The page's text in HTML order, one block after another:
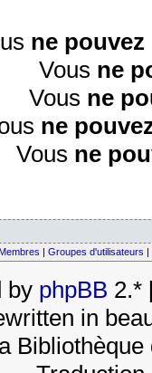
ne pouvez
Vous ne
Vous ne
ne
Vous ne
| Groupes d'utilisateurs |
by phpBB 2.*
in